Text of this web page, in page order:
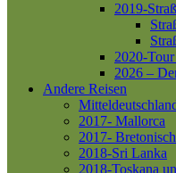
2019-
2020-
2026 –
Andere Reisen
2017- Mallorca
2017-
2018-Sri Lanka
2018-Toskana